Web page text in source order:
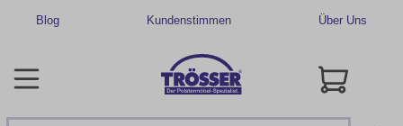
Blog Kundenstimmen Über Uns